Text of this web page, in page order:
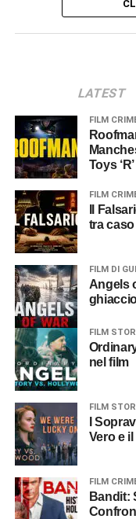
LATEST
FILM
Roofman: la vera storia di Jeffrey
Toys
FILM
tra
FILM DI
Angels of War: la vera storia dei velisti sul
FILM
Ordinary angels, la storia vera e gli errori
nel film
FILM
Vero e
FILM
Bandit: Storia e Cinematografia a